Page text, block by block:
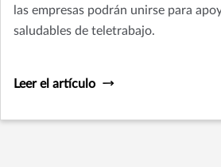
las empresas podrán unirse para
saludables de teletrabajo.
Leer el artículo